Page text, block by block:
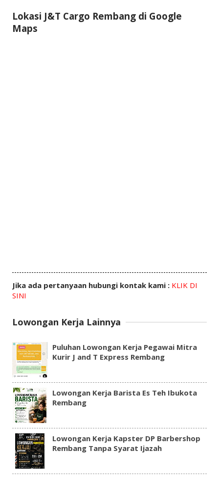
Lokasi J&T Cargo Rembang di Google
Maps
Jika ada pertanyaan hubungi kontak kami : KLIK DI
SINI
Lowongan Kerja Lainnya
Puluhan Lowongan Kerja Pegawai Mitra
Kurir J and T Express Rembang
Lowongan Kerja Barista Es Teh Ibukota
Rembang
Lowongan Kerja Kapster DP Barbershop
Rembang Tanpa Syarat Ijazah